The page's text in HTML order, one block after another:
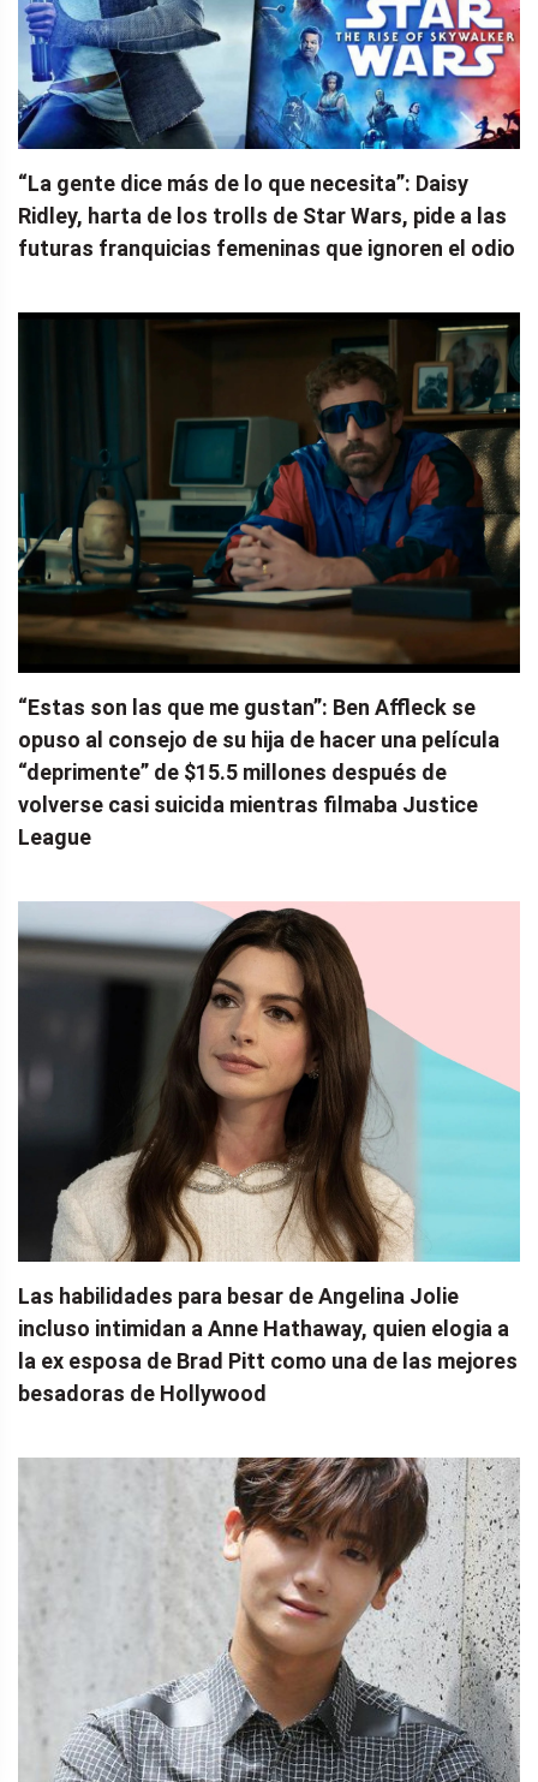
“La gente dice más de lo que necesita”: Daisy
Ridley, harta de los trolls de Star Wars, pide a las
futuras franquicias femeninas que ignoren el odio
“Estas son las que me gustan”: Ben Affleck se
opuso al consejo de su hija de hacer una película
“deprimente” de $15.5 millones después de
volverse casi suicida mientras filmaba Justice
League
Las habilidades para besar de Angelina Jolie
incluso intimidan a Anne Hathaway, quien elogia a
la ex esposa de Brad Pitt como una de las mejores
besadoras de Hollywood